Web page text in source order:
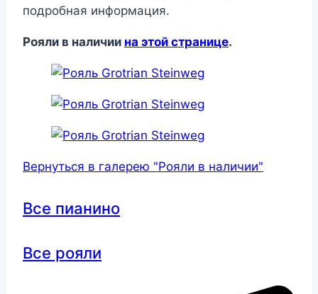
подробная информация.
Рояли в наличии на этой странице.
Вернуться в галерею "Рояли в наличии"
Все пианино
Все рояли